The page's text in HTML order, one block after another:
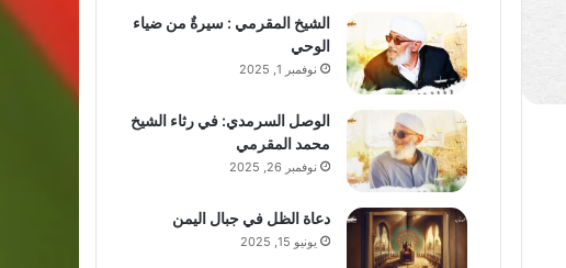
الشيخ المقرمي : سيرةٌ من ضياء
الوحي
نوفمبر 1, 2025
الوصل السرمدي: في رثاء الشيخ
محمد المقرمي
نوفمبر 26, 2025
دعاة الظل في جبال اليمن
يونيو 15, 2025